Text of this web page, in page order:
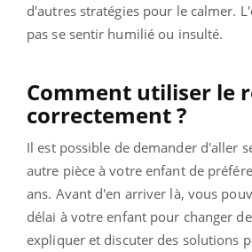
d'autres stratégies pour le calmer.
pas se sentir humilié ou insulté.
Comment utiliser le
correctement ?
Il est possible de demander d'aller
autre pièce à votre enfant de
ans. Avant d'en arriver là, vous
délai à votre enfant pour changer
expliquer et discuter des solutions